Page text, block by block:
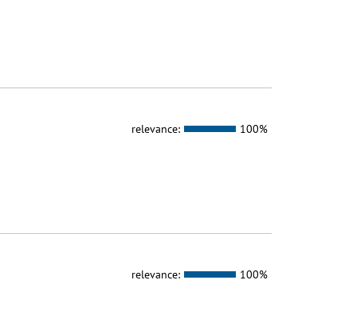
relevance: 100%
relevance: 100%